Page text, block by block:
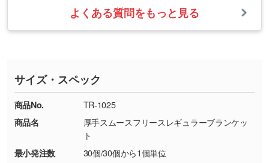
・1色印刷でグラデーションや濃淡を表現した
い
す。→詳しく見る
・コーポレートカラーを使って印刷したい／印
刷色にこだわりがある
DIC・PANTONEなどのカラーチップの指定や、
現物支給による色指定も承っております。→
ない場合や仕上がりに影響しそうな場合は、ス
タッフから別の色をご案内することもございま
・お届け時に商品が損傷・故障している場合
・ご注文と異なる商品が届いた場合
・印刷不良があった場合
※詳しくは「商品の良品基準について
ください。
【返品・交換ができない場合】
・お客様の元で商品を加工された場合、または
商品が破損した場合
いたします。
お急ぎの場合はお電話でのご質問も受け付けて
TEL：0422-29-9911 営業時間10:00～
18:00(土日祝日除く)
お問い合わせフォームはこちら
よくある質問をもっと見る
サイズ・スペック
商品No.
TR-1025
商品名
厚手スムースフリースレギュラーブランケッ
ト
最小発注数
30個/30個から1個単位